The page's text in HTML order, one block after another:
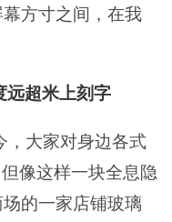
方寸之间，在我
超米上刻字
大家对身边各式
像这样一块全息隐
的一家店铺玻璃